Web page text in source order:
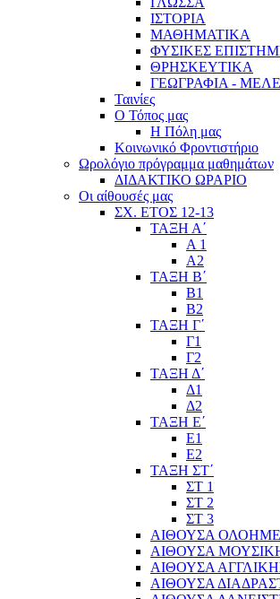
ΙΣΤΟΡΙΑ
ΜΑΘΗΜΑΤΙΚΑ
ΦΥΣΙΚΕΣ
ΘΡΗΣΚΕΥΤΙΚΑ
ΓΕΩΓΡΑΦΙΑ -
Ταινίες
Ο Τόπος μας
Η Πόλη μας
Κοινωνικό Φροντιστήριο
Ωρολόγιο πρόγραμμα μαθημάτων
ΔΙΔΑΚΤΙΚΟ ΩΡΑΡΙΟ
Οι αίθουσές μας
ΣΧ. ΕΤΟΣ 12-13
ΤΑΞΗ Α΄
Α 1
Α2
ΤΑΞΗ Β΄
Β1
Β2
ΤΑΞΗ Γ΄
Γ1
Γ2
ΤΑΞΗ Δ΄
Δ1
Δ2
ΤΑΞΗ Ε΄
Ε1
Ε2
ΤΑΞΗ ΣΤ΄
ΣΤ 1
ΣΤ 2
ΣΤ 3
ΑΙΘΟΥΣΑ
ΑΙΘΟΥΣΑ
ΑΙΘΟΥΣΑ
ΑΙΘΟΥΣΑ